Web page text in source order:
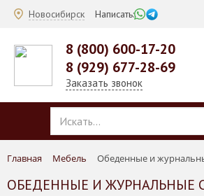
Новосибирск Написать:
8 (800) 600-17-20
8 (929) 677-28-69
Заказать звонок
Главная Мебель Обеденные и
ОБЕДЕННЫЕ И ЖУРНАЛЬНЫЕ